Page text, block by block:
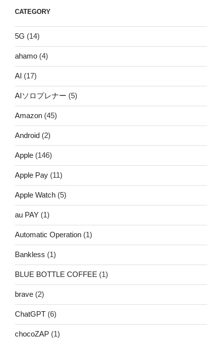
CATEGORY
5G (14)
ahamo (4)
AI (17)
AIソロプレナー (5)
Amazon (45)
Android (2)
Apple (146)
Apple Pay (11)
Apple Watch (5)
au PAY (1)
Automatic Operation (1)
Bankless (1)
BLUE BOTTLE COFFEE (1)
brave (2)
ChatGPT (6)
chocoZAP (1)